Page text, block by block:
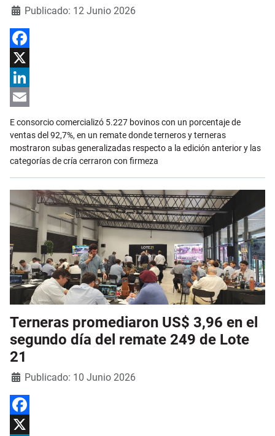
DetallesPublicado: 12 Junio 2026
Facebook
X
LinkedIn
E consorcio comercializó 5.227 bovinos con un porcentaje de
ventas del 92,7%, en un remate donde terneros y terneras
mostraron subas generalizadas respecto a la edición anterior y las
categorías de cría cerraron con firmeza
Terneras promediaron US$ 3,96 en el
segundo día del remate 249 de Lote
21
Detalles
Publicado: 10 Junio 2026
Facebook